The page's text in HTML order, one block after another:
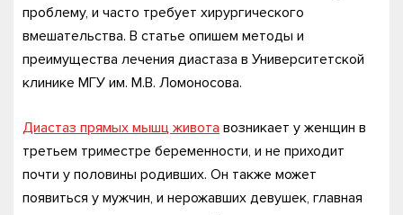
проблему, и часто требует хирургического
вмешательства. В статье опишем методы и
преимущества лечения диастаза в Университетской
клинике МГУ им. М.В. Ломоносова.
Диастаз прямых мышц живота возникает у женщин в
третьем триместре беременности, и не приходит
почти у половины родивших. Он также может
появиться у мужчин, и нерожавших девушек, главная